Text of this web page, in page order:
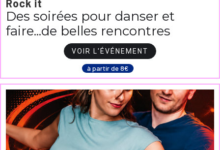
Rock it
Des soirées pour danser et
faire...de belles rencontres
VOIR L'ÉVÉNEMENT
à partir de 8€